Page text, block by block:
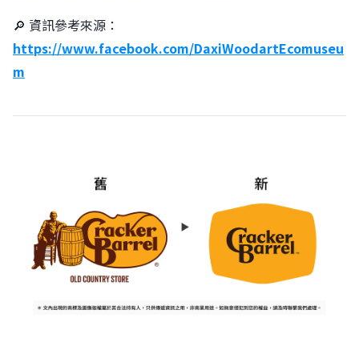
🔎 資訊參考來源：
https://www.facebook.com/DaxiWoodartEcomuseu
m